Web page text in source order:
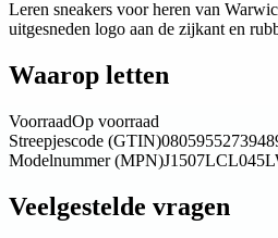
Leren sneakers voor heren van
uitgesneden logo aan de zijkant en
Waarop letten
VoorraadOp voorraad
Streepjescode (GTIN)
Modelnummer (MPN)
Veelgestelde vragen